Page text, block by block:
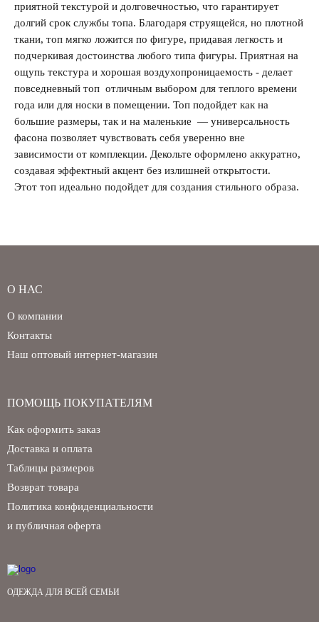
Забыли свой пароль?
приятной текстурой и долговечностью, что гарантирует
долгий срок службы топа. Благодаря струящейся, но плотной
ткани, топ мягко ложится по фигуре, придавая легкость и
подчеркивая достоинства любого типа фигуры. Приятная на
ощупь текстура и хорошая воздухопроницаемость - делает
повседневный топ отличным выбором для теплого времени
года или для носки в помещении. Топ подойдет как на
большие размеры, так и на маленькие — универсальность
фасона позволяет чувствовать себя уверенно вне
зависимости от комплекции. Декольте оформлено аккуратно,
создавая эффектный акцент без излишней открытости.
Этот топ идеально подойдет для создания стильного образа.
ОДЕЖДА ДЛЯ ВСЕЙ СЕМЬИ
О НАС
О компании
Контакты
Наш оптовый интернет-магазин
ПОМОЩЬ ПОКУПАТЕЛЯМ
Как оформить заказ
Доставка и оплата
Таблицы размеров
Возврат товара
Политика конфиденциальности
и публичная оферта